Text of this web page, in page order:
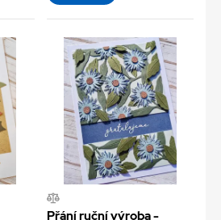
Přání ruční výroba -